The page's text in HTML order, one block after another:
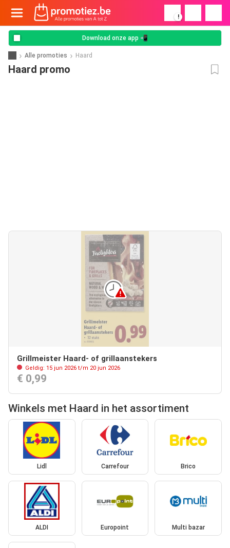
!
Download onze app 📲
Alle promoties Haard
Haard promo
Grillmeister Haard- of grillaanstekers
Geldig: 15 jun 2026 t/m 20 jun 2026
€ 0,99
Winkels met Haard in het assortiment
Lidl Carrefour Brico
ALDI Europoint Multi bazar